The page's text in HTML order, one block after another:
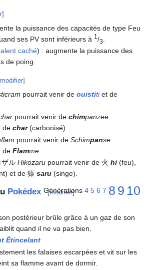
]
la puissance des capacités de type Feu
ses PV sont inférieurs à 1 /3
caché) : augmente la puissance des
de poing.
modifier]
pourrait venir deouistitiet de
pourrait venir dechimpanzee
dechar(carbonisé).
pourrait venir deSchimpanse
deFlamme
ザルHikozaru pourrait venir de 火hi (feu),
et de 猿saru (singe).
Pokédex [modifier]
Générations 4 5 6 7 8 9 10
postérieur brûle grâce à un gaz de son
quand il ne va pas bien.
Étincelant
les falaises escarpées et vit sur les
sa flamme avant de dormir.